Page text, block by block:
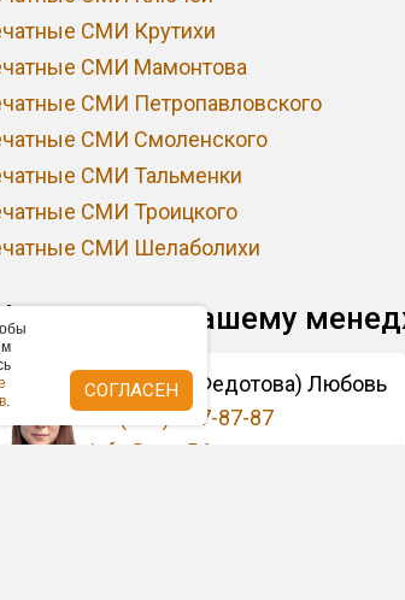
СМИ Крутихи
СМИ Мамонтова
СМИ Петропавловского
СМИ Смоленского
СМИ Тальменки
СМИ Троицкого
СМИ Шелаболихи
к нашему
Токарева (Федотова) Любовь
+7 (383) 227-87-87
info@om-54.ru
. СОГЛАСЕН